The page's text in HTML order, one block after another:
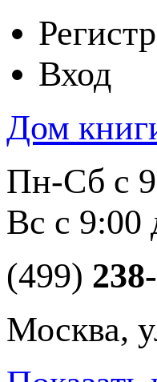
Вход
Дом
Пн-Сб с
Вс с 9:00
(499)
Москва,